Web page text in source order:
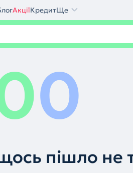
АкціїКредитЩе
0
пішло не